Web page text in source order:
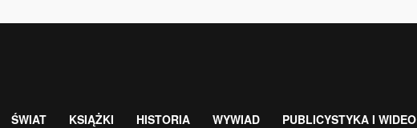
ŚWIAT KSIĄŻKI HISTORIA WYWIAD PUBLICYSTYKA I WIDEO